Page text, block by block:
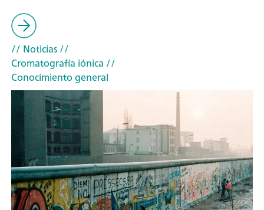
// Noticias//
Cromatografía iónica //
Conocimiento general